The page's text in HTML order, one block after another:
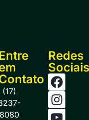
(17)
8080
Redes